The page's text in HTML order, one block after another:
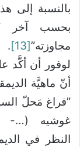
بالنسبة إلى
بحسب آخر
مجاوزته”[13]
.
لوفور أن أكَّد
أنّ ماهيَّة
”فراغ مَحلّ
النظر في